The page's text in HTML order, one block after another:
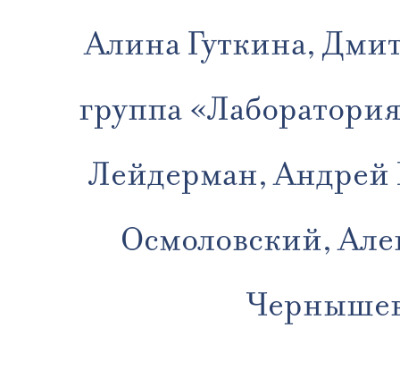
Алина Гуткина,
группа
Лейдерман,
Осмоловский,